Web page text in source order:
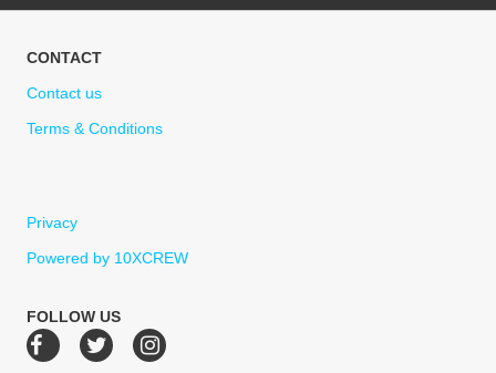
CONTACT
Contact us
Terms & Conditions
Privacy
Powered by 10XCREW
FOLLOW US